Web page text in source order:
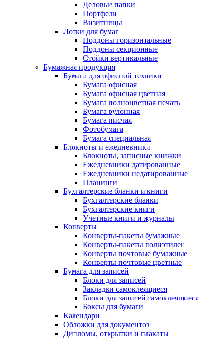
Деловые папки
Портфели
Визитницы
Лотки для бумаг
Поддоны горизонтальные
Поддоны секционные
Стойки вертикальные
Бумажная продукция
Бумага для офисной техники
Бумага офисная
Бумага офисная цветная
Бумага полноцветная печать
Бумага рулонная
Бумага писчая
Фотобумага
Бумага специальная
Блокноты и ежедневники
Блокноты, записные книжки
Ежедневники датированные
Ежедневники недатированные
Планинги
Бухгалтерские бланки и книги
Бухгалтерские бланки
Бухгалтерские книги
Учетные книги и журналы
Конверты
Конверты-пакеты бумажные
Конверты-пакеты полиэтилен
Конверты почтовые бумажные
Конверты почтовые цветные
Бумага для записей
Блоки для записей
Закладки самоклеящиеся
Блоки для записей самоклеящиеся
Боксы для бумаги
Календари
Обложки для документов
Дипломы, открытки и плакаты